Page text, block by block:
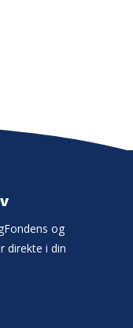
og
direkte i din